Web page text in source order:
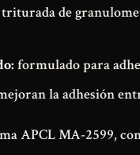
de
formulado para
la adhesión
APCL MA-2599,